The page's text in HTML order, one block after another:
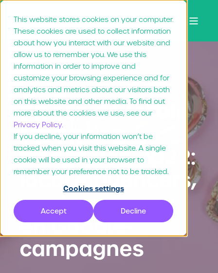
This website stores cookies on your computer.
These cookies are used to collect information
about how you interact with our website and
allow us to remember you. We use this
information in order to improve and
customize your browsing experience and for
analytics and metrics about our visitors both
on this website and other media. To find out
more about the cookies we use, see our
Privacy Policy.
If you decline, your information won’t be
tracked when you visit this website. A single
cookie will be used in your browser to
remember your preference not to be tracked.
Cookies settings
Accept Decline
Nienke Zijsling 24.11.2021 9 min lezen
Dit zijn dé lokale
Marketing
trends van 2022:
local influencers,
merkactivisme
en Google-
campagnes